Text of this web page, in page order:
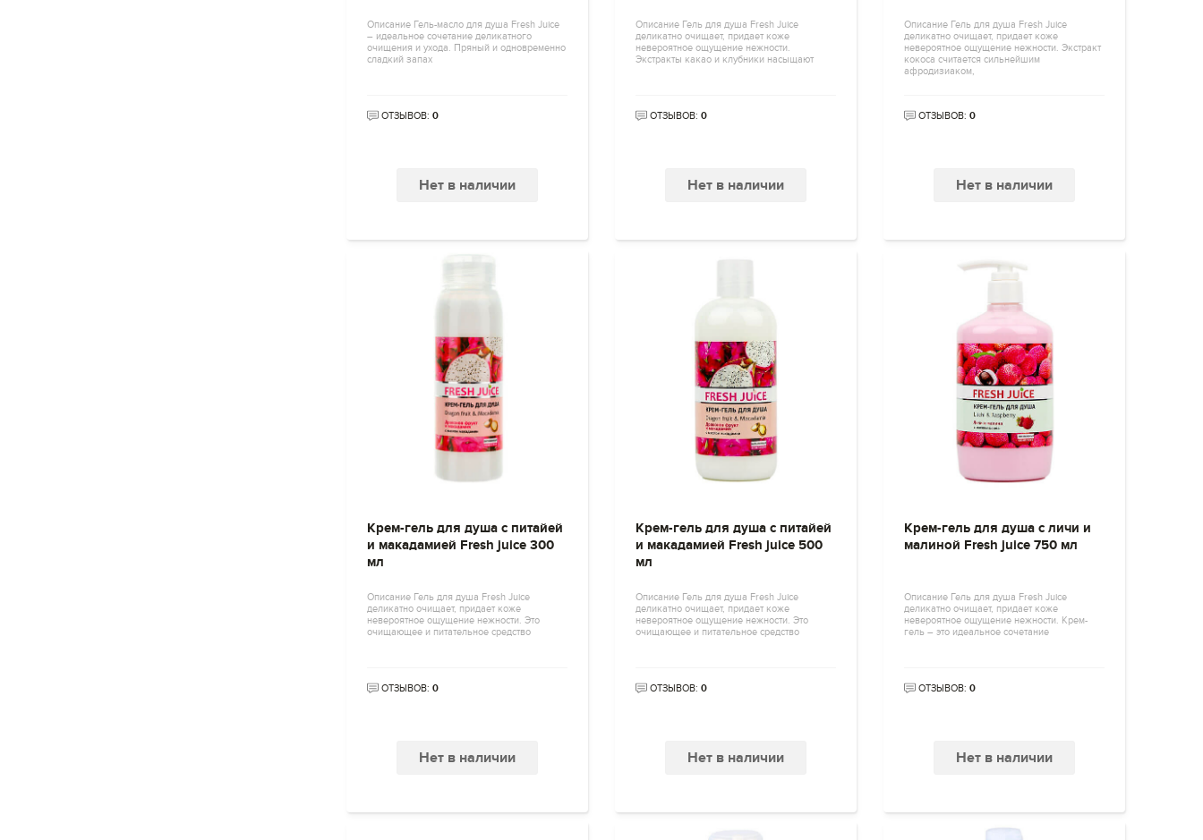
Описание Гель-масло для душа Fresh Juice
– идеальное сочетание деликатного
очищения и ухода. Пряный и одновременно
сладкий запах
ОТЗЫВОВ: 0
Нет в наличии
Описание Гель для душа Fresh Juice
деликатно очищает, придает коже
невероятное ощущение нежности.
Экстракты какао и клубники насыщают
ОТЗЫВОВ: 0
Нет в наличии
Описание Гель для душа Fresh Juice
деликатно очищает, придает коже
невероятное ощущение нежности. Экстракт
кокоса считается сильнейшим
афродизиаком,
ОТЗЫВОВ: 0
Нет в наличии
Крем-гель для душа с питайей
и макадамией Fresh juice 300
мл
Описание Гель для душа Fresh Juice
деликатно очищает, придает коже
невероятное ощущение нежности. Это
очищающее и питательное средство
ОТЗЫВОВ: 0
Нет в наличии
Крем-гель для душа с питайей
и макадамией Fresh juice 500
мл
Описание Гель для душа Fresh Juice
деликатно очищает, придает коже
невероятное ощущение нежности. Это
очищающее и питательное средство
ОТЗЫВОВ: 0
Нет в наличии
Крем-гель для душа с личи и
малиной Fresh juice 750 мл
Описание Гель для душа Fresh Juice
деликатно очищает, придает коже
невероятное ощущение нежности. Крем-
гель – это идеальное сочетание
ОТЗЫВОВ: 0
Нет в наличии